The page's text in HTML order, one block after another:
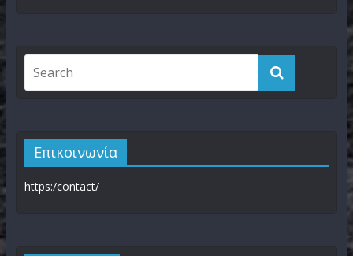
Επικοινωνία
https:/contact/